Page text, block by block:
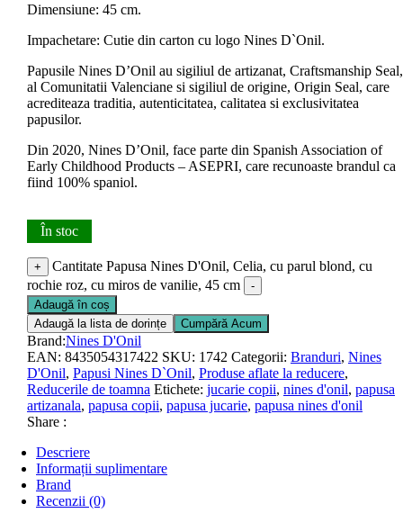
Dimensiune: 45 cm.
Impachetare: Cutie din carton cu logo Nines D`Onil.
Papusile Nines D’Onil au sigiliul de artizanat, Craftsmanship Seal,
al Comunitatii Valenciane si sigiliul de origine, Origin Seal, care
acrediteaza traditia, autenticitatea, calitatea si exclusivitatea
papusilor.
Din 2020, Nines D’Onil, face parte din Spanish Association of
Early Childhood Products – ASEPRI, care recunoaste brandul ca
fiind 100% spaniol.
În stoc
+
Cantitate Papusa Nines D'Onil, Celia, cu parul blond, cu
rochie roz, cu miros de vanilie, 45 cm
-
Adaugă în coș
Adaugă la lista de dorințe
Cumpără Acum
Brand:Nines D'Onil
EAN: 8435054317422 SKU: 1742 Categorii: Branduri, Nines
D'Onil, Papusi Nines D`Onil, Produse aflate la reducere,
Reducerile de toamna Etichete: jucarie copii, nines d'onil, papusa
artizanala, papusa copii, papusa jucarie, papusa nines d'onil
Share :
Descriere
Informații suplimentare
Brand
Recenzii (0)